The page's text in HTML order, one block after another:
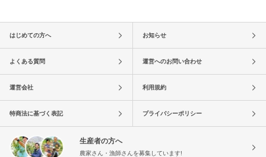
はじめての方へ お知らせ
よくある質問 運営へのお問い合わせ
運営会社 利用規約
特商法に基づく表記 プライバシーポリシー
生産者の方へ
農家さん・漁師さんを募集しています!